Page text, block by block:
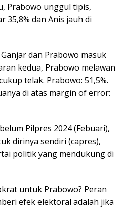
Prabowo unggul tipis,
35,8% dan Anis jauh di
dan Prabowo masuk
kedua, Prabowo melawan
telak. Prabowo: 51,5%.
di atas margin of error:
Pilpres 2024 (Febuari),
dirinya sendiri (capres),
politik yang mendukung di
untuk Prabowo? Peran
efek elektoral adalah jika